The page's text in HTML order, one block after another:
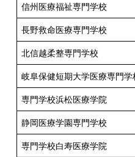
信州医療福祉専門学校
長野救命医療専門学校
北信越柔整専門学校
岐阜保健短期大学医療専門学
専門学校浜松医療学院
静岡医療学園専門学校
専門学校白寿医療学院